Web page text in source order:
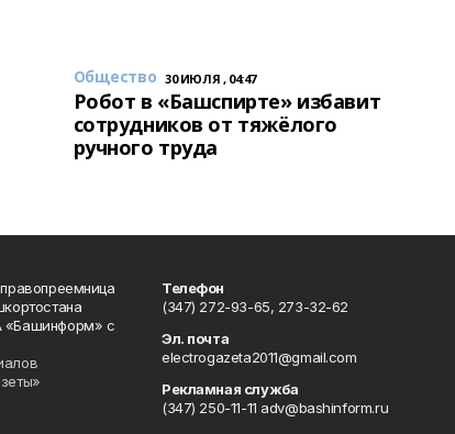
Общество 30 ИЮЛЯ , 04:47
Робот в «Башспирте» избавит
сотрудников от тяжёлого
ручного труда
«Башинформ» с
Телефон
(347) 272-93-65, 273-32-62
Эл. почта
electrogazeta2011@gmail.com
Рекламная служба
(347) 250-11-11 adv@bashinform.ru